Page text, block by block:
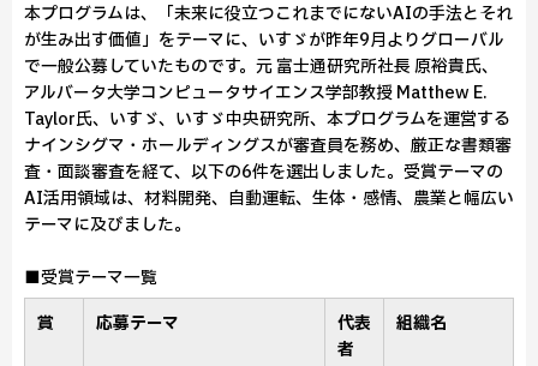
本プログラムは、「未来に役立つこれまでにないAIの手法とそれ
が生み出す価値」をテーマに、いすゞが昨年9月よりグローバル
で一般公募していたものです。元 富士通研究所社長 原裕貴氏、
アルバータ大学コンピュータサイエンス学部教授 Matthew E.
Taylor氏、いすゞ、いすゞ中央研究所、本プログラムを運営する
ナインシグマ・ホールディングスが審査員を務め、厳正な書類審
査・面談審査を経て、以下の6件を選出しました。受賞テーマの
AI活用領域は、材料開発、自動運転、生体・感情、農業と幅広い
テーマに及びました。
■受賞テーマ一覧
賞
応募テーマ
代表
者
組織名